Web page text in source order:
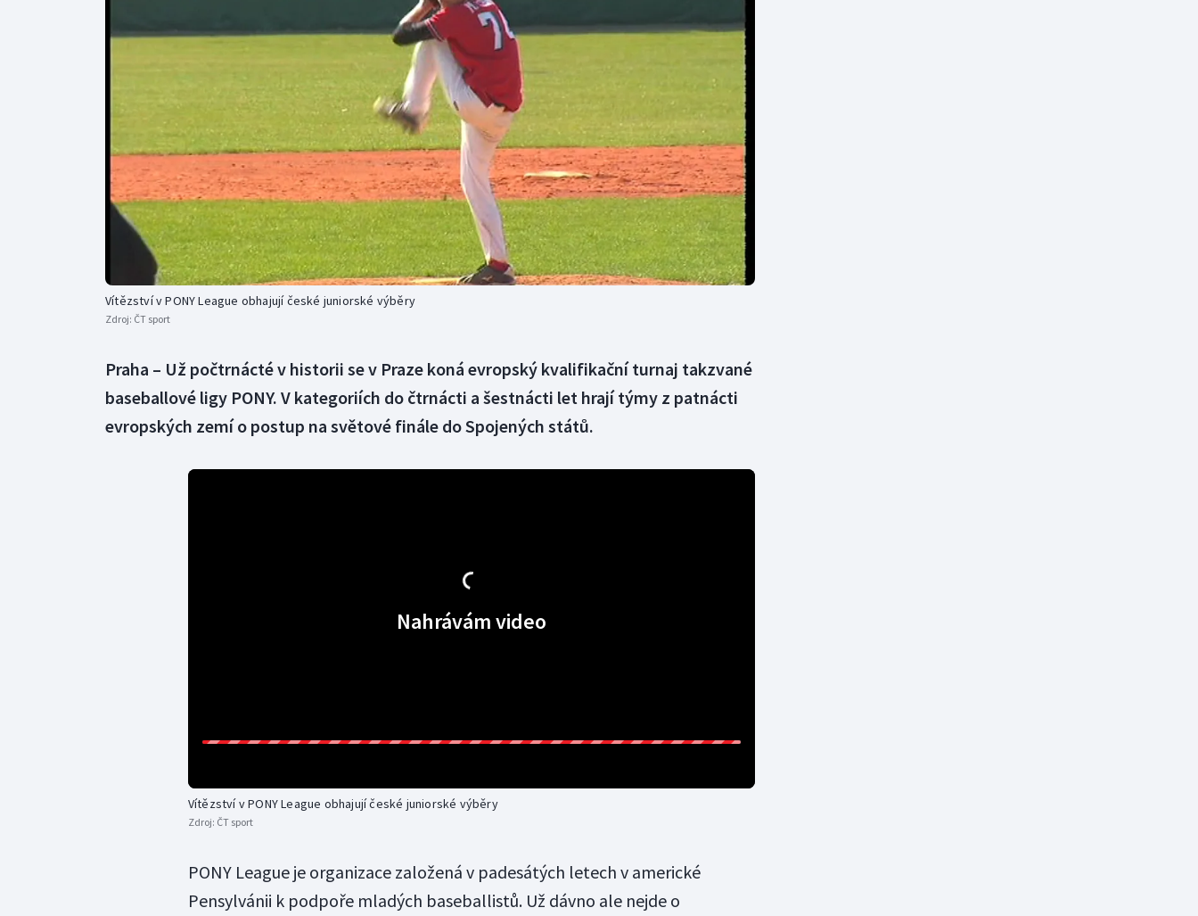
Florbal
Futsal
Golf
Gymnastika
Moderní pětiboj
Motorsport
Olympijské hry
Parasport
Plavání
Plážový volejbal
Vodní slalom
Volejbal
Ostatní
Vítězství v PONY League obhajují české juniorské výběry
Zdroj: ČT sport
Praha – Už počtrnácté v historii se v Praze koná evropský kvalifikační turnaj takzvané
baseballové ligy PONY. V kategoriích do čtrnácti a šestnácti let hrají týmy z patnácti
evropských zemí o postup na světové finále do Spojených států.
Nahrávám video
Vítězství v PONY League obhajují české juniorské výběry
Zdroj: ČT sport
PONY League je organizace založená v padesátých letech v americké
Pensylvánii k podpoře mladých baseballistů. Už dávno ale nejde o